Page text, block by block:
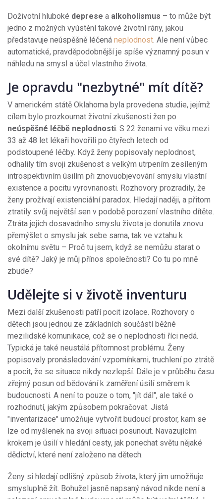
Doživotní hluboké deprese a alkoholismus – to může být
jedno z možných vyústění takové životní rány, jakou
představuje neúspěšně léčená neplodnost. Ale není vůbec
automatické, pravděpodobnější je spíše významný posun v
náhledu na smysl a účel vlastního života.
Je opravdu "nezbytné" mít dítě?
V americkém státě Oklahoma byla provedena studie, jejímž
cílem bylo prozkoumat životní zkušenosti žen po
neúspěšné léčbě neplodnosti. S 22 ženami ve věku mezi
33 až 48 let lékaři hovořili po čtyřech letech od
podstoupené léčby. Když ženy popisovaly neplodnost,
odhalily tím svoji zkušenost s velkým utrpením zesíleným
introspektivním úsilím při znovuobjevování smyslu vlastní
existence a pocitu vyrovnanosti. Rozhovory prozradily, že
ženy prožívají existenciální paradox. Hledají naději, a přitom
ztratily svůj největší sen v podobě porození vlastního dítěte.
Ztráta jejich dosavadního smyslu života je donutila znovu
přemýšlet o smyslu jak sebe sama, tak ve vztahu k
okolnímu světu – Proč tu jsem, když se nemůžu starat o
své dítě? Jaký je můj přínos společnosti? Co tu po mně
zbude?
Udělejte si v životě inventuru
Mezi další zkušenosti patří pocit izolace. Rozhovory o
dětech jsou jednou ze základních součástí běžné
mezilidské komunikace, což se o neplodnosti říci nedá.
Typická je také neustálá přítomnost problému. Ženy
popisovaly pronásledování vzpomínkami, truchlení po ztrátě
a pocit, že se situace nikdy nezlepší. Dále je v průběhu času
zřejmý posun od bědování k zaměření úsilí směrem k
budoucnosti. A není to pouze o tom, "jít dál", ale také o
rozhodnutí, jakým způsobem pokračovat. Jistá
"inventarizace" umožňuje vytvořit budoucí prostor, kam se
lze od myšlenek na svoji situaci posunout. Navazujícím
krokem je úsilí v hledání cesty, jak ponechat světu nějaké
dědictví, které není založeno na dětech.
Ženy si hledají odlišný způsob života, který jim umožňuje
smysluplně žít. Bohužel jasně napsaný návod nikde není a